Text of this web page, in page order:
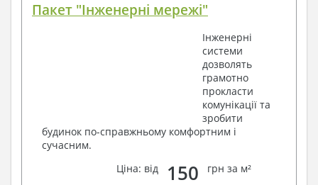
План покрівлі
Фасади з даними зовнішніх оздоблень
Елементи прорізів – специфікація
Дані перемичок – перетин та специфікація
Обсяги основних будівельних матеріалів
Архітектурні вузли в конструкціях
2. До складу Конструктивного розділу
входять:
Загальні дані по проекту
Пакет "Інженерні мережі"
Інженерні
системи
дозволять
грамотно
прокласти
комунікації та
зробити
будинок по-справжньому комфортним і
сучасним.
Ціна: від
150 грн за м²